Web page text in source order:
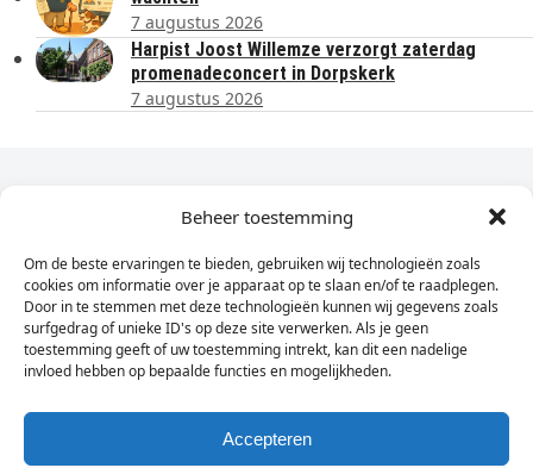
Beheer toestemming
Om de beste ervaringen te bieden, gebruiken wij technologieën zoals
cookies om informatie over je apparaat op te slaan en/of te raadplegen.
Door in te stemmen met deze technologieën kunnen wij gegevens zoals
surfgedrag of unieke ID's op deze site verwerken. Als je geen
toestemming geeft of uw toestemming intrekt, kan dit een nadelige
invloed hebben op bepaalde functies en mogelijkheden.
Accepteren
7 augustus 2026
Harpist Joost Willemze verzorgt zaterdag
promenadeconcert in Dorpskerk
7 augustus 2026
Dagelijks het laatste nieuws in je e-mail?
Vul
hier
je
e-
mailadres
in
Sign Up